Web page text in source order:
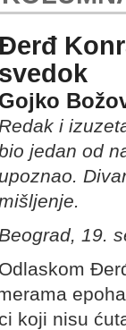
svedok
Gojko
Redak i
jedan od
upoznao.
Beograd, 19.
Odlaskom
koji nisu